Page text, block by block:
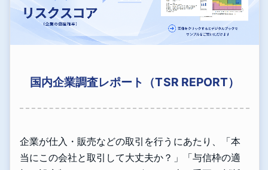
国内企業調査レポート（TSR REPORT）
企業が仕入・販売などの取引を行うにあたり、「本
当にこの会社と取引して大丈夫か？」「与信枠の適